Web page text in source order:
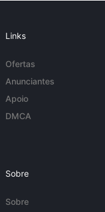
Links
Ofertas
Anunciantes
Apoio
DMCA
Sobre
Sobre